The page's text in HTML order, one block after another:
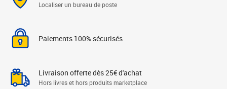
Localiser un bureau de poste
Paiements 100% sécurisés
Livraison offerte dès 25€ d'achat
Hors livres et hors produits marketplace